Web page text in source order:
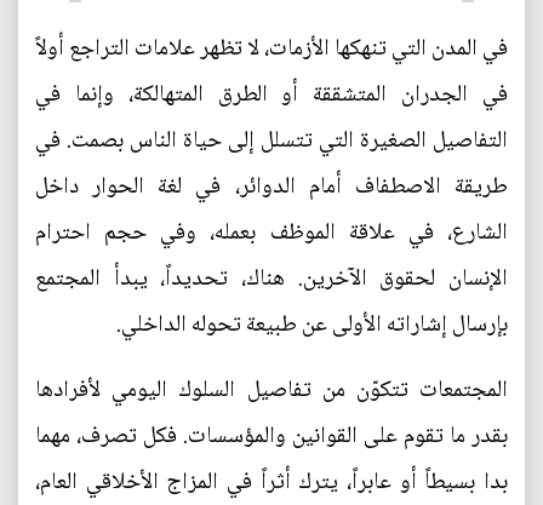
في المدن التي تنهكها الأزمات، لا تظهر علامات التراجع أولاً
في الجدران المتشققة أو الطرق المتهالكة، وإنما في
التفاصيل الصغيرة التي تتسلل إلى حياة الناس بصمت. في
طريقة الاصطفاف أمام الدوائر، في لغة الحوار داخل
الشارع، في علاقة الموظف بعمله، وفي حجم احترام
الإنسان لحقوق الآخرين. هناك، تحديداً، يبدأ المجتمع
بإرسال إشاراته الأولى عن طبيعة تحوله الداخلي.
المجتمعات تتكوّن من تفاصيل السلوك اليومي لأفرادها
بقدر ما تقوم على القوانين والمؤسسات. فكل تصرف، مهما
بدا بسيطاً أو عابراً، يترك أثراً في المزاج الأخلاقي العام،